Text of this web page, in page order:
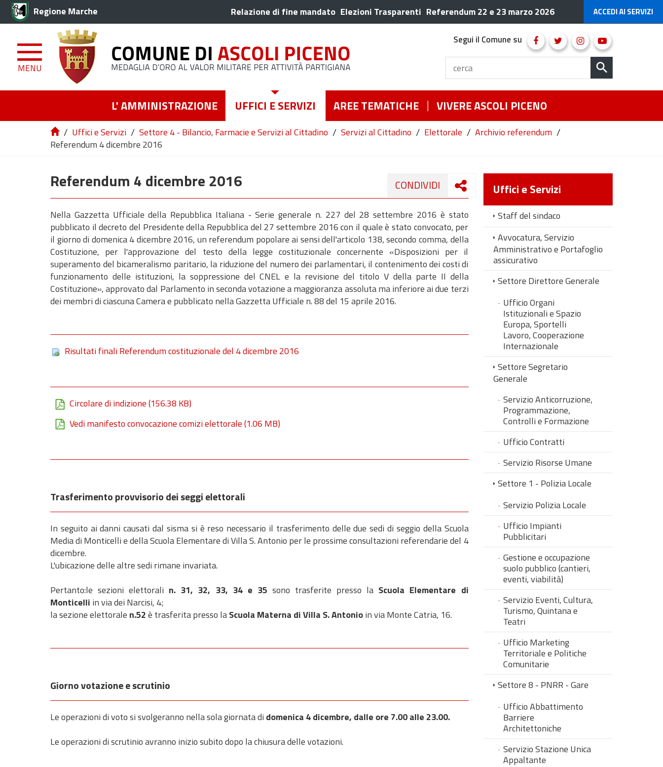
Regione Marche Relazione di fine mandato Elezioni Trasparenti Referendum 22 e 23 marzo 2026 ACCEDI AI SERVIZI
MENU
Segui il Comune su
L' AMMINISTRAZIONE UFFICI E SERVIZI AREE TEMATICHE VIVERE ASCOLI PICENO
/ Uffici e Servizi / Settore 4 - Bilancio, Farmacie e Servizi al Cittadino / Servizi al Cittadino / Elettorale / Archivio referendum /
Referendum 4 dicembre 2016
CONDIVIDI
Referendum 4 dicembre 2016
Nella Gazzetta Ufficiale della Repubblica Italiana - Serie generale n. 227 del 28 settembre 2016 è stato
pubblicato il decreto del Presidente della Repubblica del 27 settembre 2016 con il quale è stato convocato, per
il giorno di domenica 4 dicembre 2016, un referendum popolare ai sensi dell'articolo 138, secondo comma, della
Costituzione, per l'approvazione del testo della legge costituzionale concernente «Disposizioni per il
superamento del bicameralismo paritario, la riduzione del numero dei parlamentari, il contenimento dei costi di
funzionamento delle istituzioni, la soppressione del CNEL e la revisione del titolo V della parte II della
Costituzione», approvato dal Parlamento in seconda votazione a maggioranza assoluta ma inferiore ai due terzi
dei membri di ciascuna Camera e pubblicato nella Gazzetta Ufficiale n. 88 del 15 aprile 2016.
Risultati finali Referendum costituzionale del 4 dicembre 2016
Circolare di indizione(156.38 KB)
Vedi manifesto convocazione comizi elettorale(1.06 MB)
Trasferimento provvisorio dei seggi elettorali
In seguito ai danni causati dal sisma si è reso necessario il trasferimento delle due sedi di seggio della Scuola
Media di Monticelli e della Scuola Elementare di Villa S. Antonio per le prossime consultazioni referendarie del 4
dicembre.
L'ubicazione delle altre sedi rimane invariata.
Pertanto:le sezioni elettorali n. 31, 32, 33, 34 e 35 sono trasferite presso la Scuola Elementare di
Monticelli in via dei Narcisi, 4;
la sezione elettorale n.52è trasferita presso laScuola Materna di Villa S. Antonioin via Monte Catria, 16.
Giorno votazione e scrutinio
Le operazioni di voto si svolgeranno nella sola giornata di domenica 4 dicembre, dalle ore 7.00 alle 23.00.
Le operazioni di scrutinio avranno inizio subito dopo la chiusura delle votazioni.
Uffici e Servizi
Staff del sindaco
Avvocatura, Servizio
Amministrativo e Portafoglio
assicurativo
Settore Direttore Generale
Ufficio Organi
Istituzionali e Spazio
Europa, Sportelli
Lavoro, Cooperazione
Internazionale
Settore Segretario
Generale
Servizio Anticorruzione,
Programmazione,
Controlli e Formazione
Ufficio Contratti
Servizio Risorse Umane
Settore 1 - Polizia Locale
Servizio Polizia Locale
Ufficio Impianti
Pubblicitari
Gestione e occupazione
suolo pubblico (cantieri,
eventi, viabilità)
Servizio Eventi, Cultura,
Turismo, Quintana e
Teatri
Ufficio Marketing
Territoriale e Politiche
Comunitarie
Settore 8 - PNRR - Gare
Ufficio Abbattimento
Barriere
Architettoniche
Servizio Stazione Unica
Appaltante